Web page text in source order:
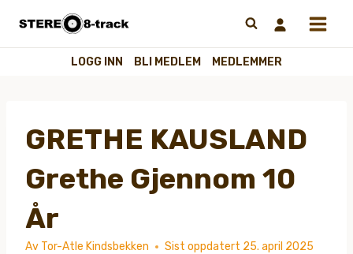
innhold
LOGG INN BLI MEDLEM MEDLEMMER
GRETHE KAUSLAND
Grethe Gjennom 10
År
Av Tor-Atle Kindsbekken Sist oppdatert 25. april 2025